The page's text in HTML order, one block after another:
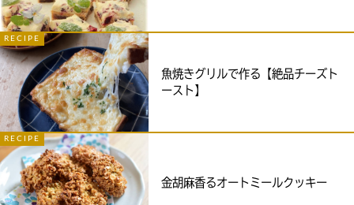
RECIPE
魚焼きグリルで作る【絶品チーズト
ースト】
RECIPE
金胡麻香るオートミールクッキー